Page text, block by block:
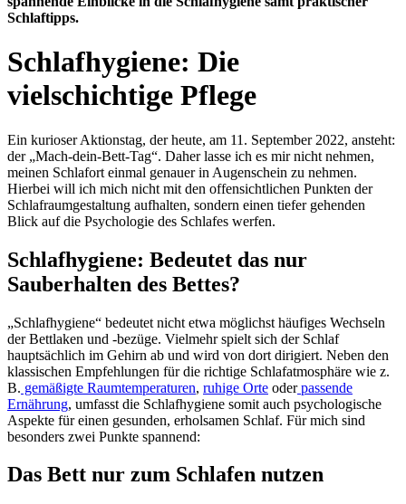
Schlaftipps.
Schlafhygiene: Die
vielschichtige Pflege
Ein kurioser Aktionstag, der heute, am 11. September 2022, ansteht:
der „Mach-dein-Bett-Tag“. Daher lasse ich es mir nicht nehmen,
meinen Schlafort einmal genauer in Augenschein zu nehmen.
Hierbei will ich mich nicht mit den offensichtlichen Punkten der
Schlafraumgestaltung aufhalten, sondern einen tiefer gehenden
Blick auf die Psychologie des Schlafes werfen.
Schlafhygiene: Bedeutet das nur
Sauberhalten des Bettes?
„Schlafhygiene“ bedeutet nicht etwa möglichst häufiges Wechseln
der Bettlaken und -bezüge. Vielmehr spielt sich der Schlaf
hauptsächlich im Gehirn ab und wird von dort dirigiert. Neben den
klassischen Empfehlungen für die richtige Schlafatmosphäre wie z.
B. gemäßigte Raumtemperaturen, ruhige Orte oderpassende
Ernährung, umfasst die Schlafhygiene somit auch psychologische
Aspekte für einen gesunden, erholsamen Schlaf. Für mich sind
besonders zwei Punkte spannend:
Das Bett nur zum Schlafen nutzen